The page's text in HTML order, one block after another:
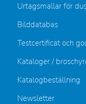
Urtagsmallar för
Bilddatabas
Testcertificat och
Kataloger /
Katalogbeställning
Newsletter